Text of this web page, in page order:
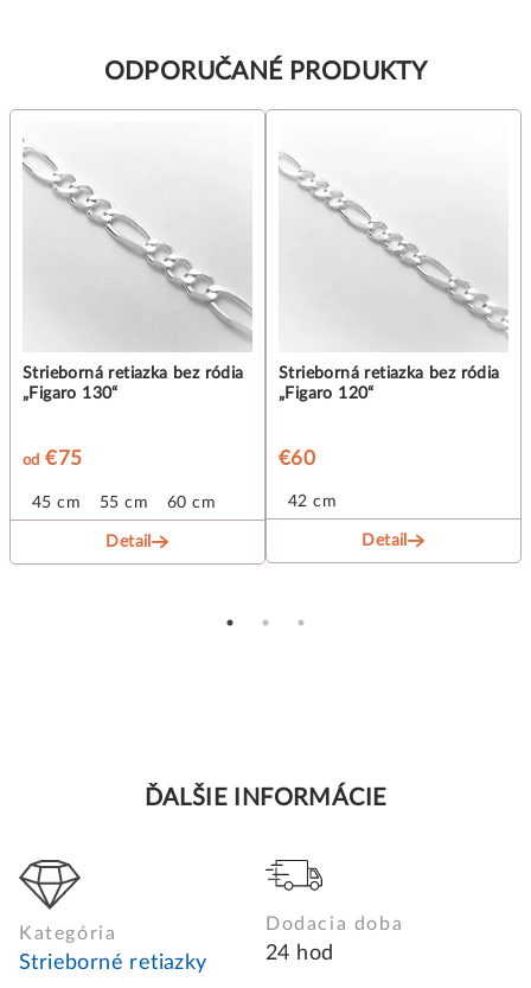
ODPORUČANÉ PRODUKTY
50 cm
Strieborná retiazka bez ródia
„Figaro 130“
od €75
45 cm 55 cm 60 cm
Detail
Strieborná retiazka bez ródia
„Figaro 120“
€60
42 cm
Detail
ĎALŠIE INFORMÁCIE
Kategória
Strieborné retiazky
Dodacia doba
24 hod